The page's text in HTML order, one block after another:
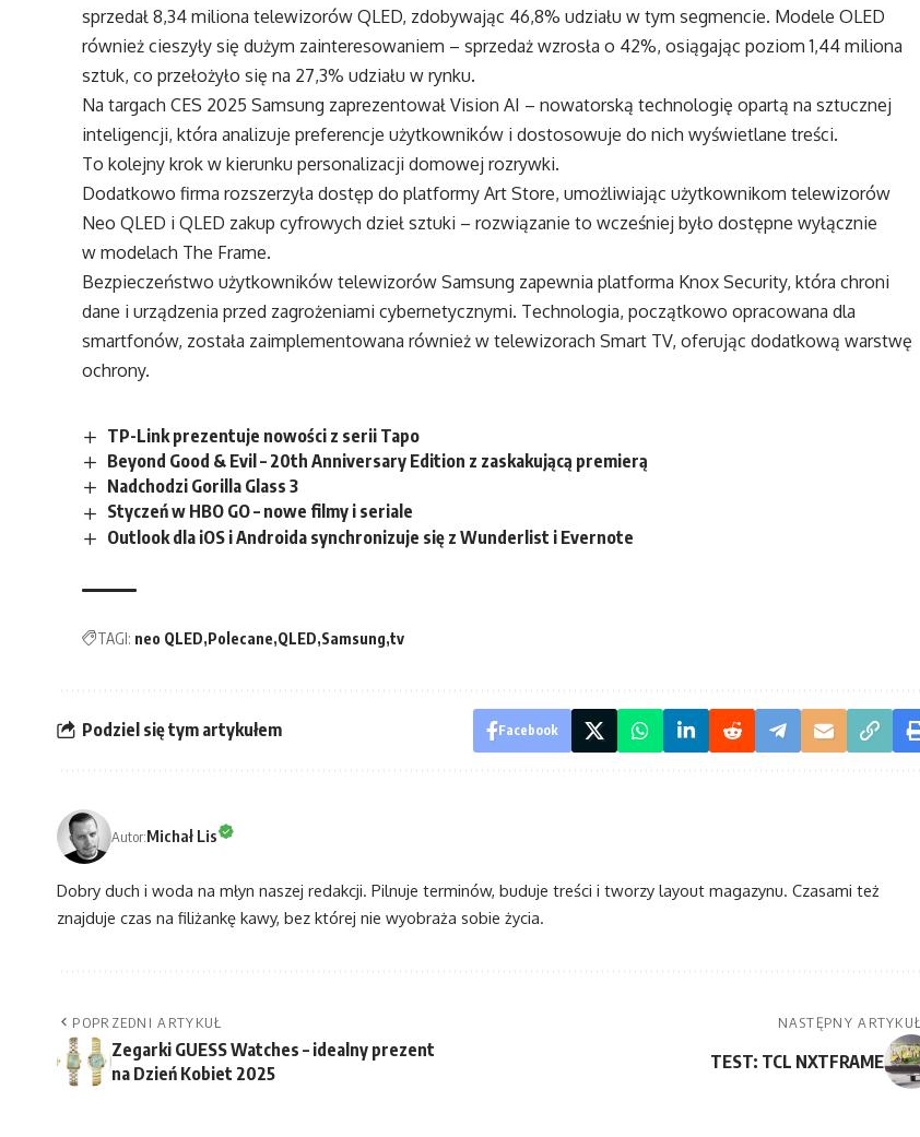
sprzedał 8,34 miliona telewizorów QLED, zdobywając 46,8% udziału w tym segmencie. Modele OLED
również cieszyły się dużym zainteresowaniem – sprzedaż wzrosła o 42%, osiągając poziom 1,44 miliona
sztuk, co przełożyło się na 27,3% udziału w rynku.
Na targach CES 2025 Samsung zaprezentował Vision AI – nowatorską technologię opartą na sztucznej
inteligencji, która analizuje preferencje użytkowników i dostosowuje do nich wyświetlane treści.
To kolejny krok w kierunku personalizacji domowej rozrywki.
Dodatkowo firma rozszerzyła dostęp do platformy Art Store, umożliwiając użytkownikom telewizorów
Neo QLED i QLED zakup cyfrowych dzieł sztuki – rozwiązanie to wcześniej było dostępne wyłącznie
w modelach The Frame.
Bezpieczeństwo użytkowników telewizorów Samsung zapewnia platforma Knox Security, która chroni
dane i urządzenia przed zagrożeniami cybernetycznymi. Technologia, początkowo opracowana dla
smartfonów, została zaimplementowana również w telewizorach Smart TV, oferując dodatkową warstwę
ochrony.
TP-Link prezentuje nowości z serii Tapo
Beyond Good & Evil – 20th Anniversary Edition z zaskakującą premierą
Nadchodzi Gorilla Glass 3
Styczeń w HBO GO – nowe filmy i seriale
Outlook dla iOS i Androida synchronizuje się z Wunderlist i Evernote
TAGI: neo QLED Polecane QLED Samsung tv
Podziel się tym artykułem Facebook
Autor:Michał Lis
Dobry duch i woda na młyn naszej redakcji. Pilnuje terminów, buduje treści i tworzy layout magazynu. Czasami też
znajduje czas na filiżankę kawy, bez której nie wyobraża sobie życia.
POPRZEDNI ARTYKUŁ
Zegarki GUESS Watches – idealny prezent
na Dzień Kobiet 2025
NASTĘPNY ARTYKUŁ
TEST: TCL NXTFRAME